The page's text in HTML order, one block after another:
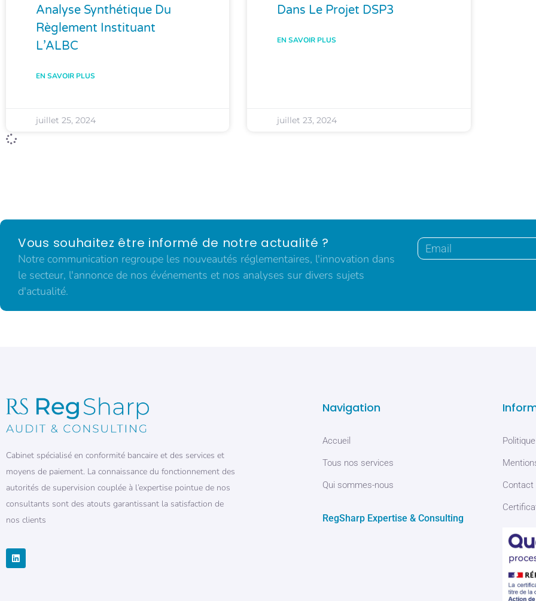
Analyse Synthétique Du
Règlement Instituant
L’ALBC
EN SAVOIR PLUS
juillet 25, 2024
Dans Le Projet DSP3
EN SAVOIR PLUS
juillet 23, 2024
Vous souhaitez être informé de notre actualité ?
Notre communication regroupe les nouveautés réglementaires, l'innovation dans
le secteur, l'annonce de nos événements et nos analyses sur divers sujets
d'actualité.
Cabinet spécialisé en conformité bancaire et des services et
moyens de paiement. La connaissance du fonctionnement des
autorités de supervision couplée à l’expertise pointue de nos
consultants sont des atouts garantissant la satisfaction de
nos clients
Navigation
Accueil
Tous nos services
Qui sommes-nous
RegSharp Expertise & Consulting
Contact